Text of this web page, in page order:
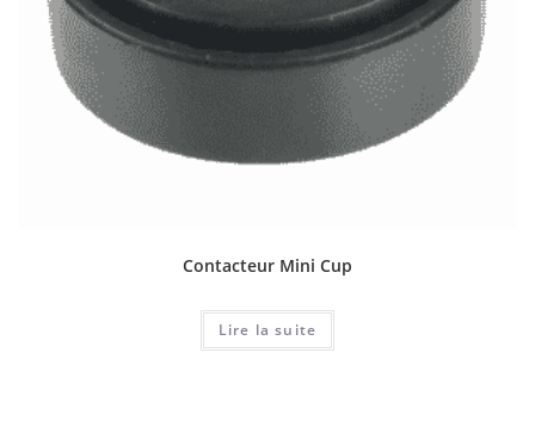
Contacteur Mini Cup
Lire la suite